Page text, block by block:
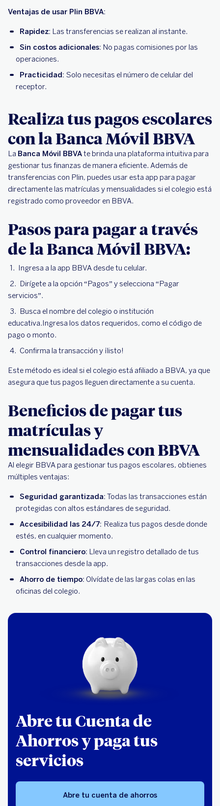
Ventajas de usar Plin BBVA:
Rapidez: Las transferencias se realizan al instante.
Sin costos adicionales: No pagas comisiones por las
operaciones.
Practicidad: Solo necesitas el número de celular del
receptor.
Realiza tus pagos escolares
con la Banca Móvil BBVA
La Banca Móvil BBVAte brinda una plataforma intuitiva para
gestionar tus finanzas de manera eficiente. Además de
transferencias con Plin, puedes usar esta app para pagar
directamente las matrículas y mensualidades si el colegio está
registrado como proveedor en BBVA.
Pasos para pagar a través
de la Banca Móvil BBVA:
Ingresa a la app BBVA desde tu celular.
Dirígete a la opción “Pagos” y selecciona “Pagar
servicios”.
Busca el nombre del colegio o institución
educativa.Ingresa los datos requeridos, como el código de
pago o monto.
Confirma la transacción y ¡listo!
Este método es ideal si el colegio está afiliado a BBVA, ya que
asegura que tus pagos lleguen directamente a su cuenta.
Beneficios de pagar tus
matrículas y
mensualidades con BBVA
Al elegir BBVA para gestionar tus pagos escolares, obtienes
múltiples ventajas:
Seguridad garantizada: Todas las transacciones están
protegidas con altos estándares de seguridad.
Accesibilidad las 24/7: Realiza tus pagos desde donde
estés, en cualquier momento.
Control financiero: Lleva un registro detallado de tus
transacciones desde la app.
Ahorro de tiempo: Olvídate de las largas colas en las
oficinas del colegio.
Abre tu Cuenta de
Ahorros y paga tus
servicios
Abre tu cuenta de ahorros